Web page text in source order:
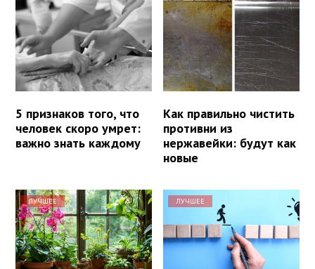
5 признаков того, что
человек скоро умрет:
важно знать каждому
Как правильно чистить
противни из
нержавейки: будут как
новые
ЛУЧШЕЕ ЛУЧШЕЕ